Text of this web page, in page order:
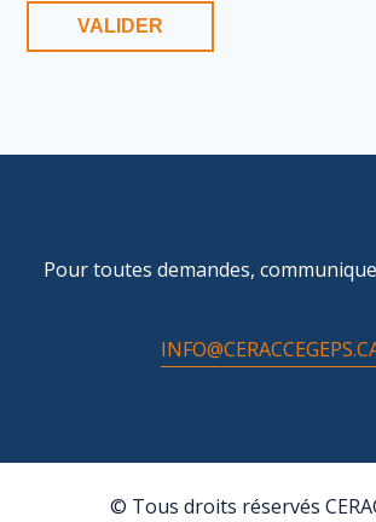
Pour toutes demandes,
© Tous droits réservés